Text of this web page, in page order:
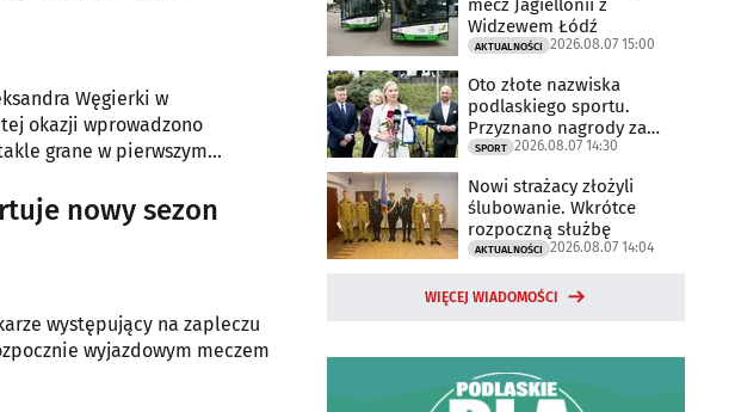
Węgierki w
okazji wprowadzono
grane w pierwszym
nowy sezon
występujący na zapleczu
wyjazdowym meczem
Widzewem Łódź
AKTUALNOŚCI 2026.08.07 15:00
Oto złote nazwiska
podlaskiego sportu.
Przyznano nagrody za
2025 rok
SPORT 2026.08.07 14:30
Nowi strażacy złożyli
ślubowanie. Wkrótce
rozpoczną służbę
AKTUALNOŚCI 2026.08.07 14:04
WIĘCEJ WIADOMOŚCI